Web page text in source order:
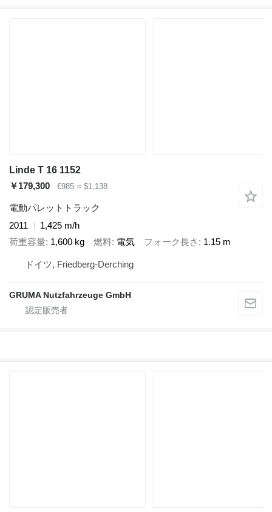
Linde T 16 1152
￥179,300
€985 ≈ $1,138
電動パレットトラック
2011
1,425 m/h
荷重容量 1,600 kg 燃料 電気 フォーク長さ 1.15 m
ドイツ, Friedberg-Derching
GRUMA Nutzfahrzeuge GmbH